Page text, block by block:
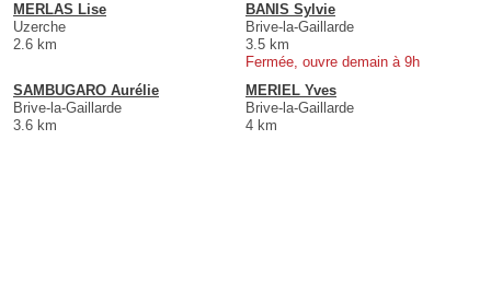
MERLAS Lise
Uzerche
2.6 km
BANIS Sylvie
Brive-la-Gaillarde
3.5 km
Fermée, ouvre demain à 9h
SAMBUGARO Aurélie
Brive-la-Gaillarde
3.6 km
MERIEL Yves
Brive-la-Gaillarde
4 km